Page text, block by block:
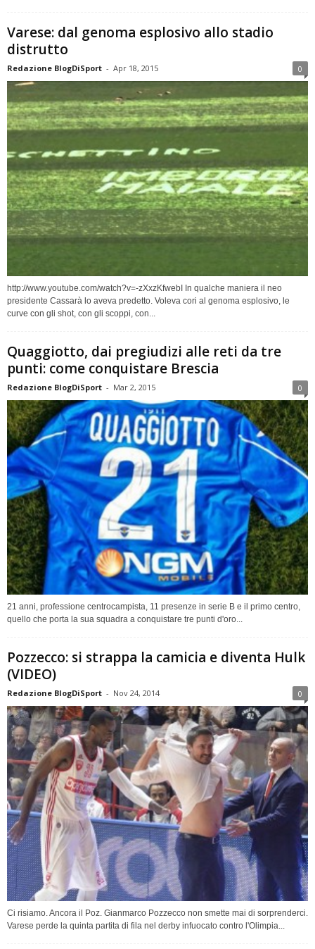
Varese: dal genoma esplosivo allo stadio
distrutto
Redazione BlogDiSport - Apr 18, 2015 0
http://www.youtube.com/watch?v=-zXxzKfwebI In qualche maniera il neo
presidente Cassarà lo aveva predetto. Voleva cori al genoma esplosivo, le
curve con gli shot, con gli scoppi, con...
Quaggiotto, dai pregiudizi alle reti da tre
punti: come conquistare Brescia
Redazione BlogDiSport - Mar 2, 2015 0
21 anni, professione centrocampista, 11 presenze in serie B e il primo centro,
quello che porta la sua squadra a conquistare tre punti d'oro...
Pozzecco: si strappa la camicia e diventa Hulk
(VIDEO)
Redazione BlogDiSport - Nov 24, 2014 0
Ci risiamo. Ancora il Poz. Gianmarco Pozzecco non smette mai di sorprenderci.
Varese perde la quinta partita di fila nel derby infuocato contro l'Olimpia...